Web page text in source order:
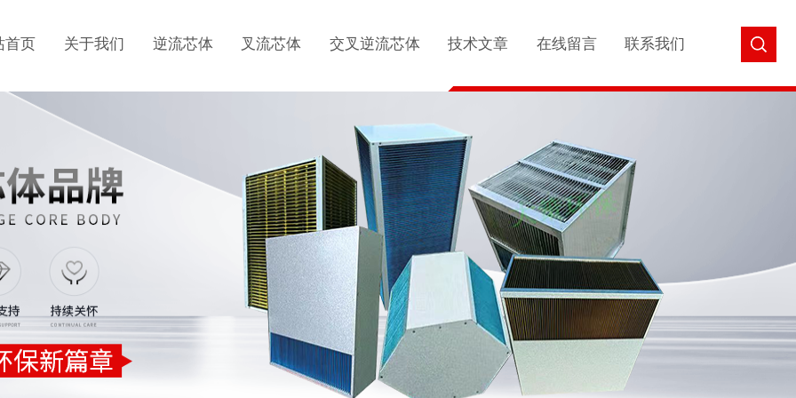
首页 关于我们 逆流芯体 叉流芯体 交叉逆流芯体 技术文章 在线留言 联系我们